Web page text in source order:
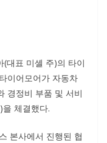
대표 미셸 주)의 타이
이어모어가 자동차
경정비 부품 및 서비
체결했다.
본사에서 진행된 협